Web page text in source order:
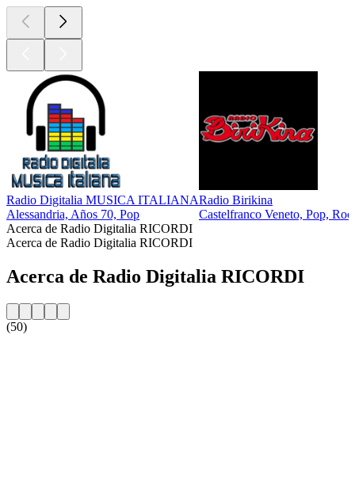
Radio Digitalia MUSICA ITALIANA
Alessandria, Años 70, Pop
Radio Birikina
Castelfranco Veneto, Pop,
Acerca de Radio Digitalia RICORDI
Acerca de Radio Digitalia RICORDI
Acerca de Radio Digitalia RICORDI
(50)